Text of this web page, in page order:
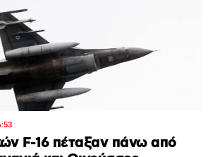
F-16 πέταξαν πάνω από